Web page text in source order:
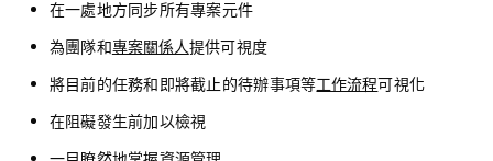
在一處地方同步所有專案元件
為團隊和專案關係人提供可視度
將目前的任務和即將截止的待辦事項等工作流程可視化
在阻礙發生前加以檢視